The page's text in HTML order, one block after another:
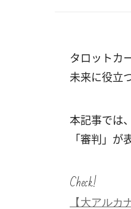
タロットカ
未来に役立
本記事では
「審判」が
Check!
【大アルカ